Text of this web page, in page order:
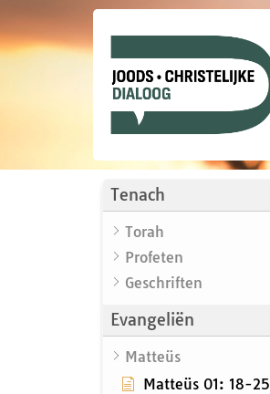
Tenach
Torah
Profeten
Geschriften
Evangeliën
Matteüs
Matteüs 01: 18-25